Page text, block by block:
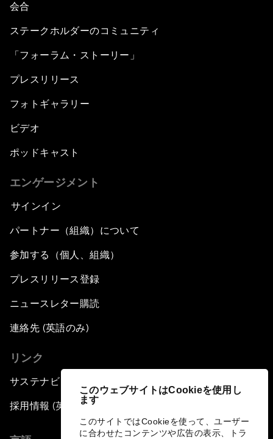
このウェブサイトはCookieを使用し
ます
このサイトではCookieを使って、ユーザー
に合わせたコンテンツや広告の表示、トラ
会合
ステークホルダーのコミュニティ
「フォーラム・ストーリー」
プレスリリース
フォトギャラリー
ビデオ
ポッドキャスト
エンゲージメント
サインイン
パートナー（組織）について
参加する（個人、組織）
プレスリリース登録
ニュースレター購読
連絡先 (英語のみ)
リンク
サステナビリティへの取り組み
採用情報 (英語のみ)